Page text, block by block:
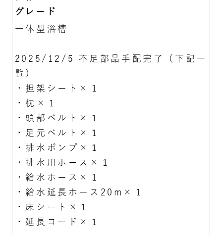
グレード
一体型浴槽
2025/12/5 不足部品手配完了（下記一
覧）
・担架シート×１
・枕×１
・頭部ベルト×１
・足元ベルト×１
・排水ポンプ×１
・排水用ホース×１
・給水ホース×１
・給水延長ホース20m×１
・床シート×１
・延長コード×１